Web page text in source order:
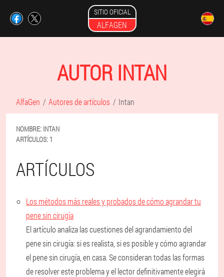
SITIO OFICIAL
ALFAGEN
AUTOR INTAN
AlfaGen Autores de artículos Intan
NOMBRE: INTAN
ARTÍCULOS: 1
ARTÍCULOS
Los métodos más reales y probados de cómo agrandar tu
pene sin cirugía
El artículo analiza las cuestiones del agrandamiento del
pene sin cirugía: si es realista, si es posible y cómo agrandar
el pene sin cirugía, en casa. Se consideran todas las formas
de resolver este problema y el lector definitivamente elegirá